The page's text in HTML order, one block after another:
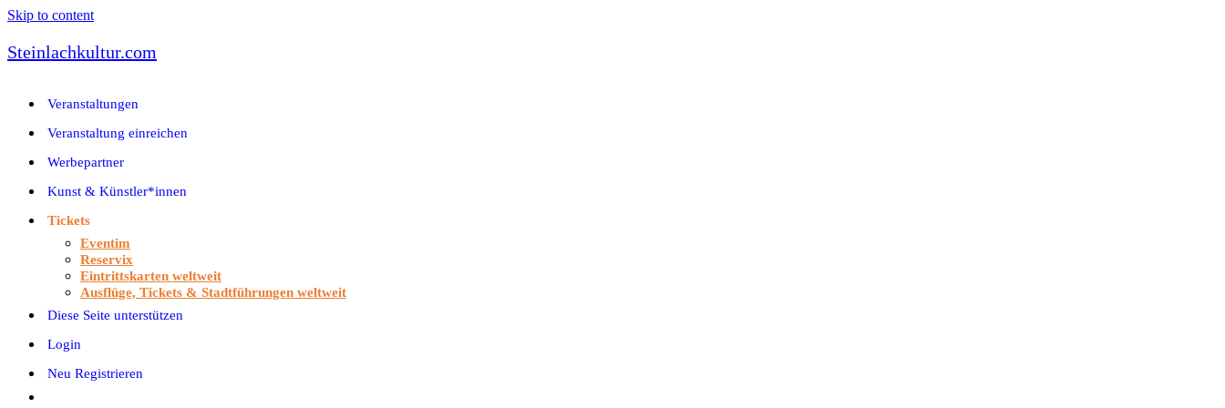
Skip to content
Steinlachkultur.com
Veranstaltungen
Veranstaltung einreichen
Werbepartner
Kunst & Künstler*innen
Tickets
Eventim
Reservix
Eintrittskarten weltweit
Ausflüge, Tickets & Stadtführungen weltweit
Diese Seite unterstützen
Login
Neu Registrieren